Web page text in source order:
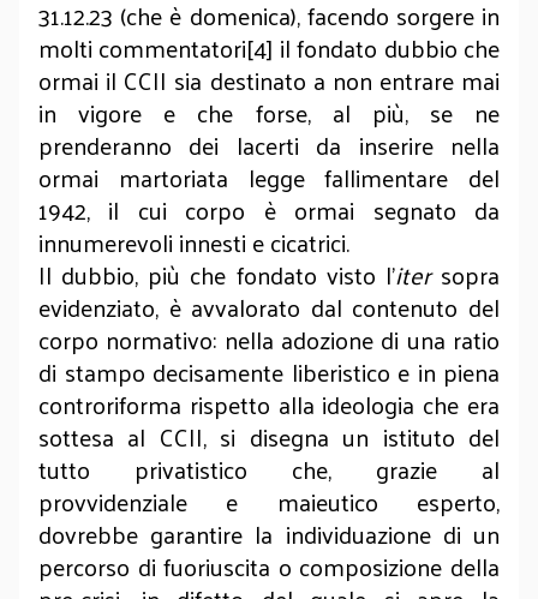
31.12.23 (che è domenica), facendo sorgere in
molti commentatori[4] il fondato dubbio che
ormai il CCII sia destinato a non entrare mai
in vigore e che forse, al più, se ne
prenderanno dei lacerti da inserire nella
ormai martoriata legge fallimentare del
1942, il cui corpo è ormai segnato da
innumerevoli innesti e cicatrici.
Il dubbio, più che fondato visto l’itersopra
evidenziato, è avvalorato dal contenuto del
corpo normativo: nella adozione di una ratio
di stampo decisamente liberistico e in piena
controriforma rispetto alla ideologia che era
sottesa al CCII, si disegna un istituto del
tutto privatistico che, grazie al
provvidenziale e maieutico esperto,
dovrebbe garantire la individuazione di un
percorso di fuoriuscita o composizione della